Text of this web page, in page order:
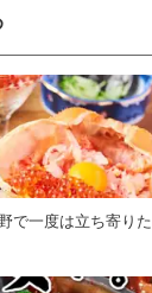
で一度は立ち寄りた